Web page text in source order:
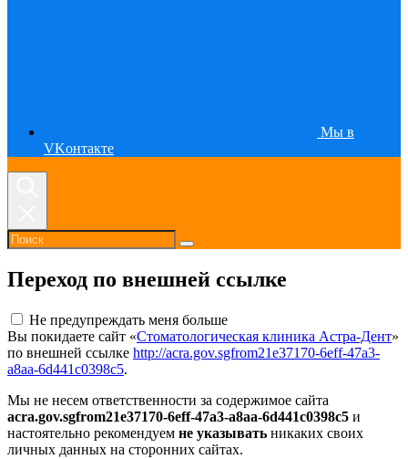
Мы в
VKонтакте
Переход по внешней ссылке
Не предупреждать меня больше
Вы покидаете сайт «Стоматологическая клиника Астра-Дент»
по внешней ссылке http://acra.gov.sgfrom21e37170-6eff-47a3-
a8aa-6d441c0398c5.
Мы не несем ответственности за содержимое сайта
acra.gov.sgfrom21e37170-6eff-47a3-a8aa-6d441c0398c5 и
настоятельно рекомендуем не указывать никаких своих
личных данных на сторонних сайтах.